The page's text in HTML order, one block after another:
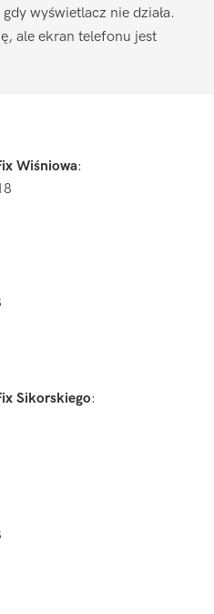
wyświetlacz nie działa.
ale ekran telefonu jest
Wiśniowa:
Sikorskiego: